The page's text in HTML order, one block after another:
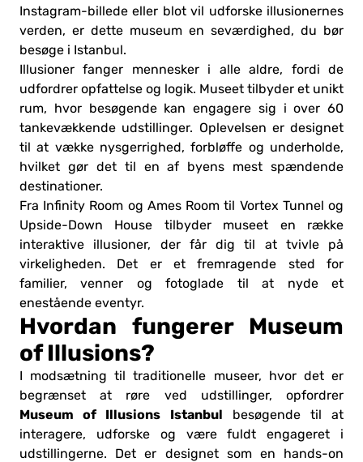
Instagram-billede eller blot vil udforske illusionernes
verden, er dette museum en seværdighed, du bør
besøge i Istanbul.
Illusioner fanger mennesker i alle aldre, fordi de
udfordrer opfattelse og logik. Museet tilbyder et unikt
rum, hvor besøgende kan engagere sig i over 60
tankevækkende udstillinger. Oplevelsen er designet
til at vække nysgerrighed, forbløffe og underholde,
hvilket gør det til en af byens mest spændende
destinationer.
Fra Infinity Room og Ames Room til Vortex Tunnel og
Upside-Down House tilbyder museet en række
interaktive illusioner, der får dig til at tvivle på
virkeligheden. Det er et fremragende sted for
familier, venner og fotoglade til at nyde et
enestående eventyr.
Hvordan fungerer Museum
of Illusions?
I modsætning til traditionelle museer, hvor det er
begrænset at røre ved udstillinger, opfordrer
Museum of Illusions Istanbul besøgende til at
interagere, udforske og være fuldt engageret i
udstillingerne. Det er designet som en hands-on